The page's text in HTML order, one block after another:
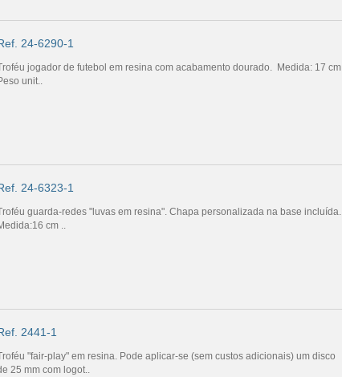
24-6290-1
jogador de futebol em resina com acabamento dourado. Medida: 17 cm
unit..
24-6323-1
guarda-redes "luvas em resina". Chapa personalizada na base incluída.
cm ..
2441-1
"fair-play" em resina. Pode aplicar-se (sem custos adicionais) um disco
25 mm com logot..